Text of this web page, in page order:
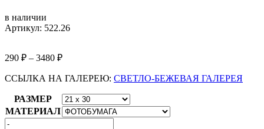
в наличии
Артикул: 522.26
290 ₽ – 3480 ₽
ССЫЛКА НА ГАЛЕРЕЮ: СВЕТЛО-БЕЖЕВАЯ ГАЛЕРЕЯ
РАЗМЕР
МАТЕРИАЛ